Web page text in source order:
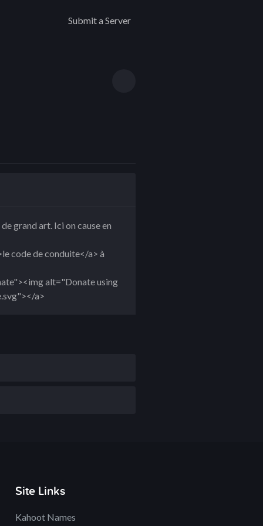
Submit a Server
grand art. Ici on cause en
code de conduite</a> à
alt="Donate using
a>
Site Links
Kahoot Names